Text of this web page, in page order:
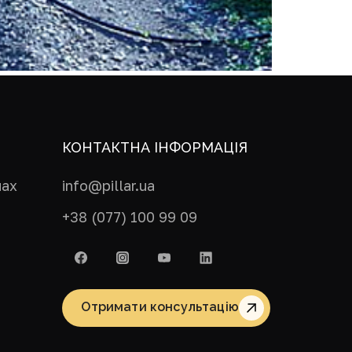
КОНТАКТНА ІНФОРМАЦІЯ
info@pillar.ua
+38 (077) 100 99 09
Отримати консультацію